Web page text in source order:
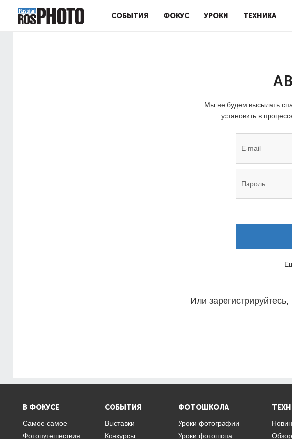
СОБЫТИЯ ФОКУС УРОКИ ТЕХНИКА
Мы не будем высылать
установить в
Или
В ФОКУСЕ
Самое-самое
Фотопутешествия
СОБЫТИЯ
Выставки
Конкурсы
ФОТОШКОЛА
Уроки фотографии
Уроки фотошопа